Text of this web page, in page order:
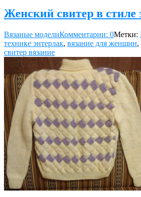
Женский свитер в стиле
Вязаные моделиКомментарии: 0Метки:
технике энтерлак, вязание для женщин,
свитер вязание